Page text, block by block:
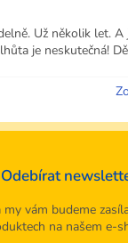
Už několik let.
je neskutečná!
Odebírat
vám budeme
na našem e-